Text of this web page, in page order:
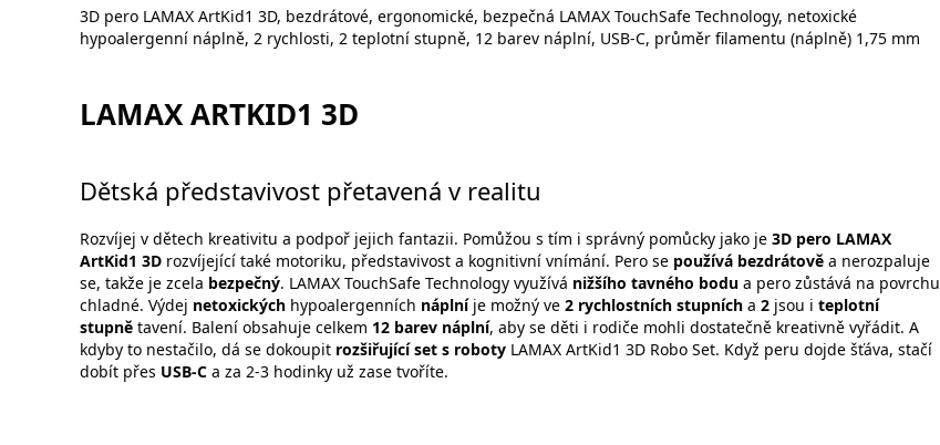
3D pero LAMAX ArtKid1 3D, bezdrátové, ergonomické, bezpečná LAMAX TouchSafe Technology, netoxické
hypoalergenní náplně, 2 rychlosti, 2 teplotní stupně, 12 barev náplní, USB-C, průměr filamentu (náplně) 1,75 mm
LAMAX ARTKID1 3D
Dětská představivost přetavená v realitu
Rozvíjej v dětech kreativitu a podpoř jejich fantazii. Pomůžou s tím i správný pomůcky jako je 3D pero LAMAX
ArtKid1 3D rozvíjející také motoriku, představivost a kognitivní vnímání. Pero se používá bezdrátově a nerozpaluje
se, takže je zcela bezpečný. LAMAX TouchSafe Technology využívá nižšího tavného bodu a pero zůstává na povrchu
chladné. Výdej netoxických hypoalergenních náplníje možný ve 2 rychlostních stupních a 2 jsou i teplotní
stupně tavení. Balení obsahuje celkem 12 barev náplní, aby se děti i rodiče mohli dostatečně kreativně vyřádit. A
kdyby to nestačilo, dá se dokoupit rozšiřující set s roboty LAMAX ArtKid1 3D Robo Set. Když peru dojde šťáva, stačí
dobít přes USB-C a za 2-3 hodinky už zase tvoříte.